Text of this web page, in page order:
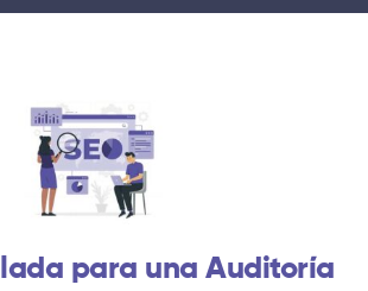
para una Auditoría